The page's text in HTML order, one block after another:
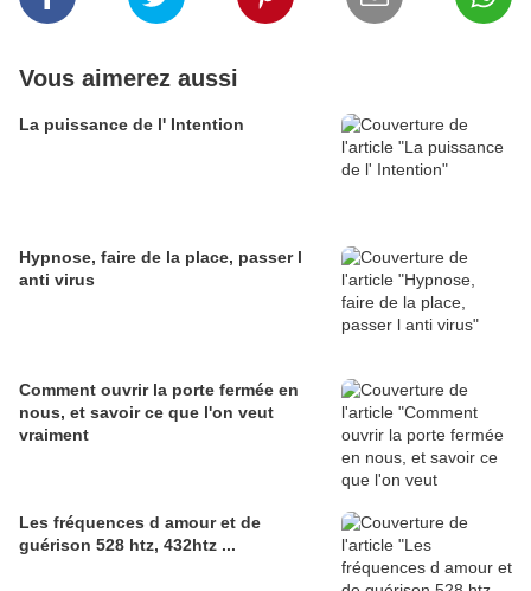
Vous aimerez aussi
La puissance de l' Intention
Hypnose, faire de la place, passer l
anti virus
Comment ouvrir la porte fermée en
nous, et savoir ce que l'on veut
vraiment
Les fréquences d amour et de
guérison 528 htz, 432htz ...